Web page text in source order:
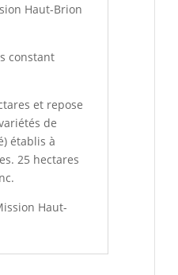
Haut-Brion
constant
et repose
de
établis à
25 hectares
Haut-